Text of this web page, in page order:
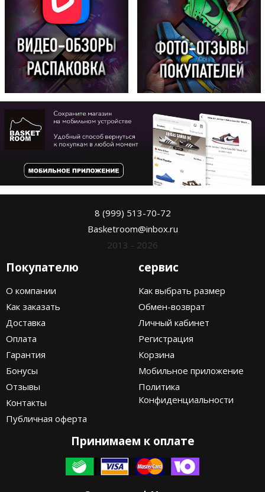
8 (999) 513-70-72
Basketroom@inbox.ru
2013 - 2026
Покупателю
О компании
Как заказать
Доставка
Оплата
Гарантия
Бонусы
Отзывы
Контакты
Публичная оферта
сервис
Как выбрать размер
Обмен-возврат
Личный кабинет
Регистрация
Корзина
Мобильное приложение
Политика
Конфиденциальности
Принимаем к оплате